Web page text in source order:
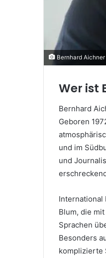
Bernhard Aichner
Wer ist
Bernhard
Geboren
und im
und
International
Blum, die
Sprachen
Besonders
komplizierte